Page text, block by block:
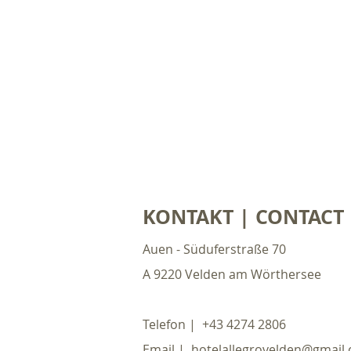
KONTAKT | CONTACT
Auen - Süduferstraße 70
A 9220 Velden am Wörthersee
Telefon | +43 4274 2806